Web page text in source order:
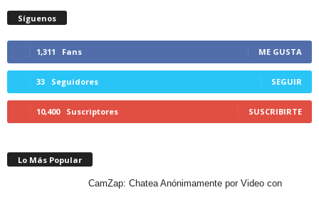
Síguenos
1,311 Fans ME GUSTA
33 Seguidores SEGUIR
10,400 Suscriptores SUSCRIBIRTE
Lo Más Popular
CamZap: Chatea Anónimamente por Video con